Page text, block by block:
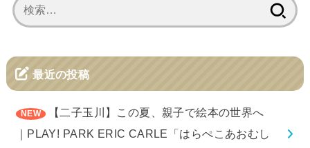
索:
最近の投稿
【二子玉川】この夏、親子で絵本の世界へ
｜PLAY! PARK ERIC CARLE「はらぺこあおむし